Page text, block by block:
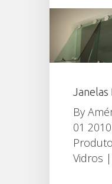
By
01
Vidros |